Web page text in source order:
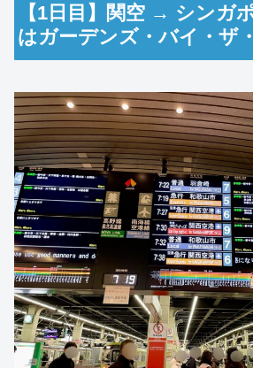
【1日目】関空 → シンガ
はガーデンズ・バイ・ザ